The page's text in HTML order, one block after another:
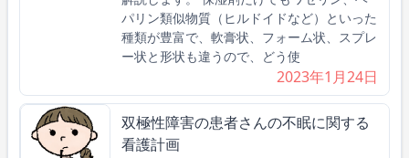
パリン類似物質（ヒルドイドなど）といった
種類が豊富で、軟膏状、フォーム状、スプレ
ー状と形状も違うので、どう使
2023年1月24日
双極性障害の患者さんの不眠に関する
看護計画